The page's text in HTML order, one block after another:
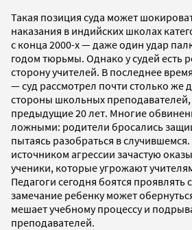
Такая позиция суда может
наказания в индийских школах
с конца 2000-х — даже один удар
годом тюрьмы. Однако у судей есть
сторону учителей. В последнее
— суд рассмотрел почти столько же
стороны школьных преподавателей,
предыдущие 20 лет. Многие
ложными: родители бросались
пытаясь разобраться в
источником агрессии зачастую
ученики, которые угрожают
Педагоги сегодня боятся проявлять
замечание ребенку может
мешает учебному процессу и
преподавателей.